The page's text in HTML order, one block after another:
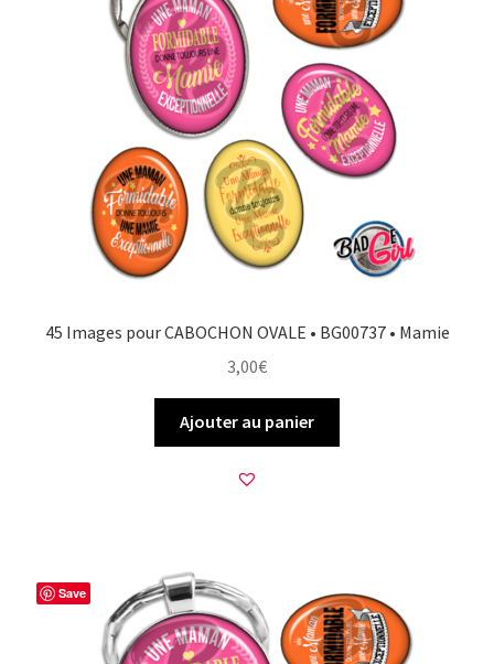
Wishlist
Politique de Confidentialité
Validation de la commande
45 Images pour CABOCHON OVALE • BG00737 • Mamie
3,00€
Ajouter au panier
Save